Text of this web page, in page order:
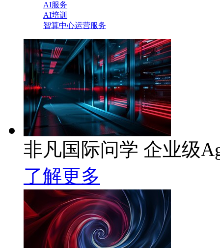
AI服务
AI培训
智算中心运营服务
非凡国际问学 企业级
了解更多